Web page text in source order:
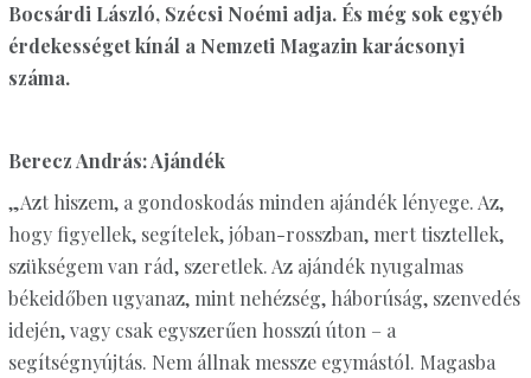
Bocsárdi László, Szécsi Noémi adja. És még sok egyéb
érdekességet kínál a Nemzeti Magazin karácsonyi
száma.
Berecz András: Ajándék
„Azt hiszem, a gondoskodás minden ajándék lényege. Az,
hogy figyellek, segítelek, jóban-rosszban, mert tisztellek,
szükségem van rád, szeretlek. Az ajándék nyugalmas
békeidőben ugyanaz, mint nehézség, háborúság, szenvedés
idején, vagy csak egyszerűen hosszú úton – a
segítségnyújtás. Nem állnak messze egymástól. Magasba